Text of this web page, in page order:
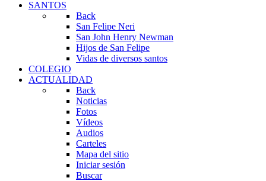
SANTOS
Back
San Felipe Neri
San John Henry Newman
Hijos de San Felipe
Vidas de diversos santos
COLEGIO
ACTUALIDAD
Back
Noticias
Fotos
Vídeos
Audios
Carteles
Mapa del sitio
Iniciar sesión
Buscar